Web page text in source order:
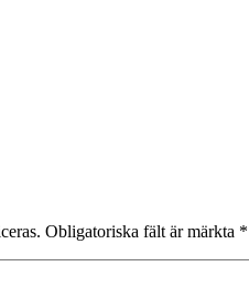
Obligatoriska fält är märkta *